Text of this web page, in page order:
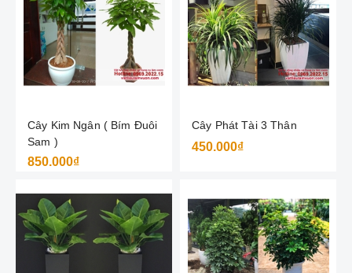
Cây Kim Ngân ( Bím Đuôi
Sam )
850.000₫
Cây Phát Tài 3 Thân
450.000₫